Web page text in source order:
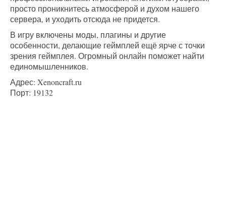
просто проникнитесь атмосферой и духом нашего
сервера, и уходить отсюда не придется.
В игру включены моды, плагины и другие
особенности, делающие геймплей ещё ярче с точки
зрения геймплея. Огромный онлайн поможет найти
единомышленников.
Адрес: Xenoncraft.ru
Порт: 19132